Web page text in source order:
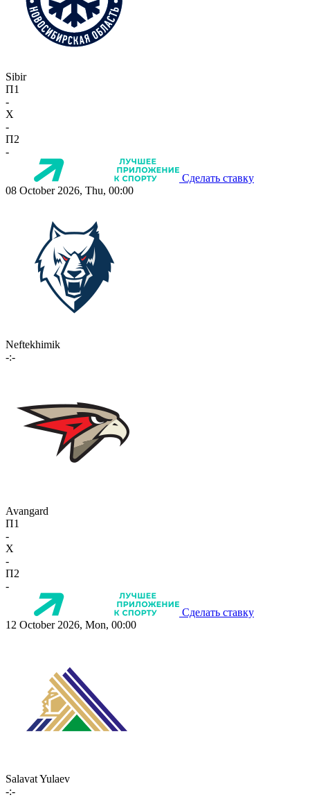
Sibir
П1
-
X
-
П2
-
Сделать ставку
08 October 2026, Thu, 00:00
Neftekhimik
-:-
Avangard
П1
-
X
-
П2
-
Сделать ставку
12 October 2026, Mon, 00:00
Salavat Yulaev
-:-